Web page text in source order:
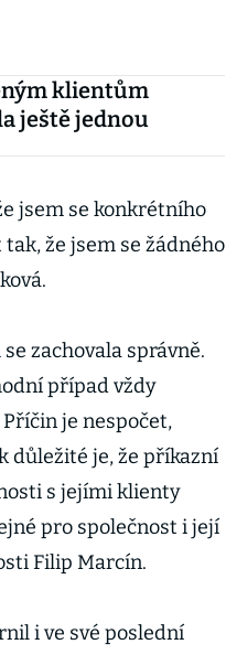
klientům
ještě jednou
jsem se konkrétního
že jsem se žádného
zachovala správně.
případ vždy
je nespočet,
důležité je, že příkazní
s jejími klienty
pro společnost i její
Filip Marcín.
i ve své poslední